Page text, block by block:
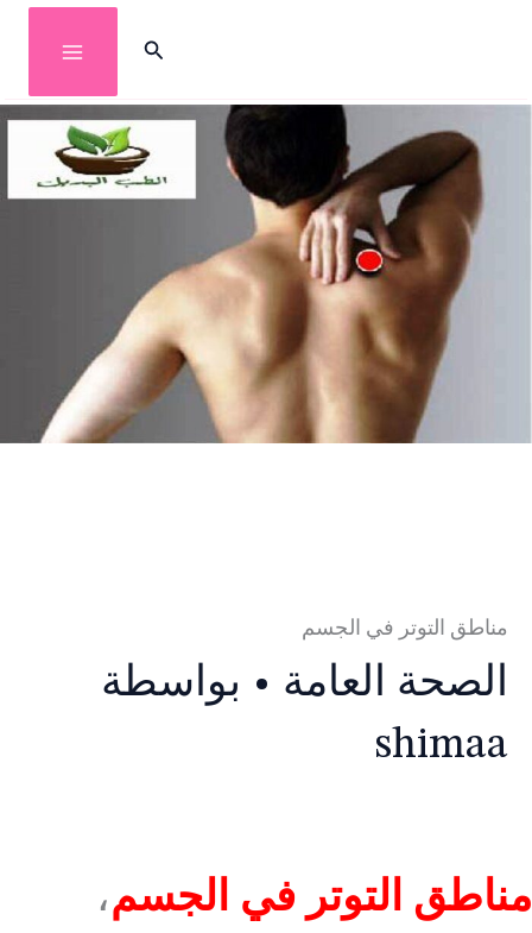
إلى
المحتوى
البحث
مناطق التوتر في الجسم
الصحة العامة • بواسطة
shimaa
مناطق التوتر في الجسم،